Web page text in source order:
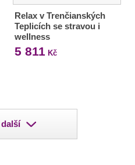
Relax v Trenčianských
Teplicích se stravou i
wellness
5 811 Kč